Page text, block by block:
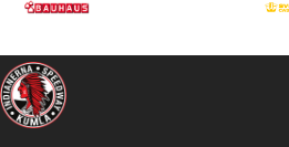
Hoppa till huvudinnehåll